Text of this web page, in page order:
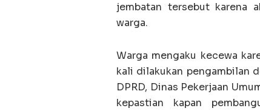
jembatan tersebut karena
warga.
Warga mengaku kecewa
kali dilakukan pengambilan
DPRD, Dinas Pekerjaan
kepastian kapan